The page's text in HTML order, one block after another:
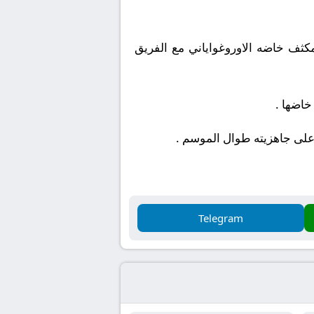
خاضه الاوروغواياني مع الفريق
خاضها .
جاهزيته طوال الموسم .
Telegram